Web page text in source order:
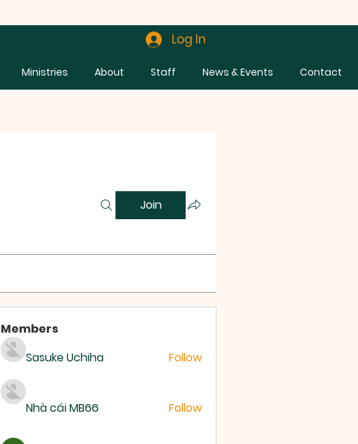
Log In
Ministries About Staff News & Events Contact
Join
Members
Sasuke Uchiha
Follow
Nhà cái MB66 Follow